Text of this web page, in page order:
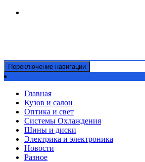
Переключение навигации
Главная
Кузов и салон
Оптика и свет
Системы Охлаждения
Шины и диски
Электрика и электроника
Новости
Разное